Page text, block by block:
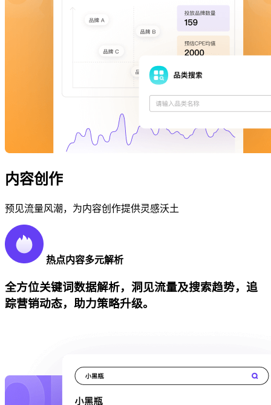
内容创作
预见流量风潮，为内容创作提供灵感沃土
热点内容多元解析
全方位关键词数据解析，洞见流量及搜索趋势，追
踪营销动态，助力策略升级。